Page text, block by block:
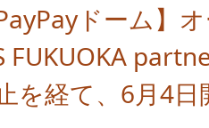
ドーム】
FUKUOKA
を経て、6月4日